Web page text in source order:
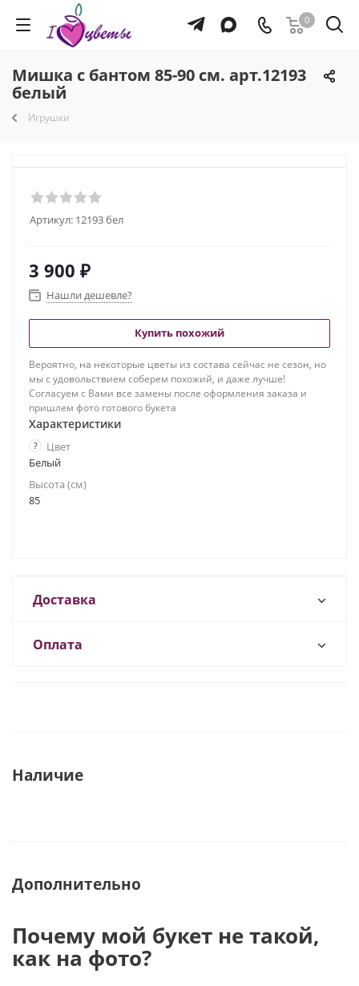
0
Мишка с бантом 85-90 см. арт.12193
белый
Игрушки
Артикул: 12193 бел
3 900 ₽
Нашли дешевле?
Купить похожий
Вероятно, на некоторые цветы из состава сейчас не сезон, но
мы с удовольствием соберем похожий, и даже лучше!
Согласуем с Вами все замены после оформления заказа и
пришлем фото готового букета
Характеристики
?
Цвет
Белый
Высота (см)
85
Доставка
Оплата
Наличие
Дополнительно
Почему мой букет не такой,
как на фото?